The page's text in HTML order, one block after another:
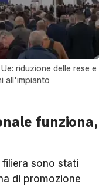
riduzione delle rese e
all'impianto
funziona,
sono stati
di promozione